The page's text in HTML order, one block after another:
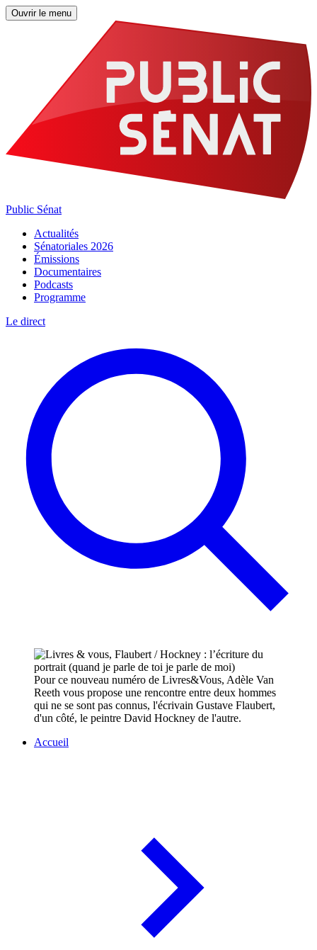
Ouvrir le menu
Public Sénat
Actualités
Sénatoriales 2026
Émissions
Documentaires
Podcasts
Programme
Le direct
Pour ce nouveau numéro de Livres&Vous, Adèle Van
Reeth vous propose une rencontre entre deux hommes
qui ne se sont pas connus, l'écrivain Gustave Flaubert,
d'un côté, le peintre David Hockney de l'autre.
Accueil